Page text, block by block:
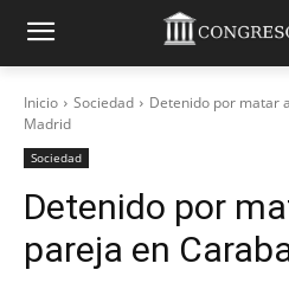
Inicio Sociedad
Detenido por matar
Madrid
Sociedad
Detenido por
pareja en